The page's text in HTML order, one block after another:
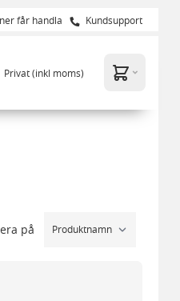
får handla Kundsupport
Privat(inkl moms)
på